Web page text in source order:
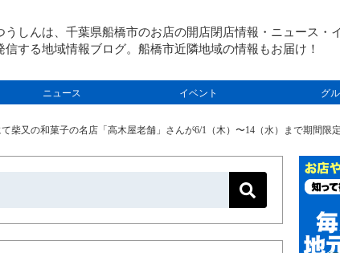
うしんは、千葉県船橋市のお店の開店閉店情報・ニュース・
信する地域情報ブログ。船橋市近隣地域の情報もお届け！
ニュース イベント グ
柴又の和菓子の名店「高木屋老舗」さんが6/1（木）〜14（水）まで期間限